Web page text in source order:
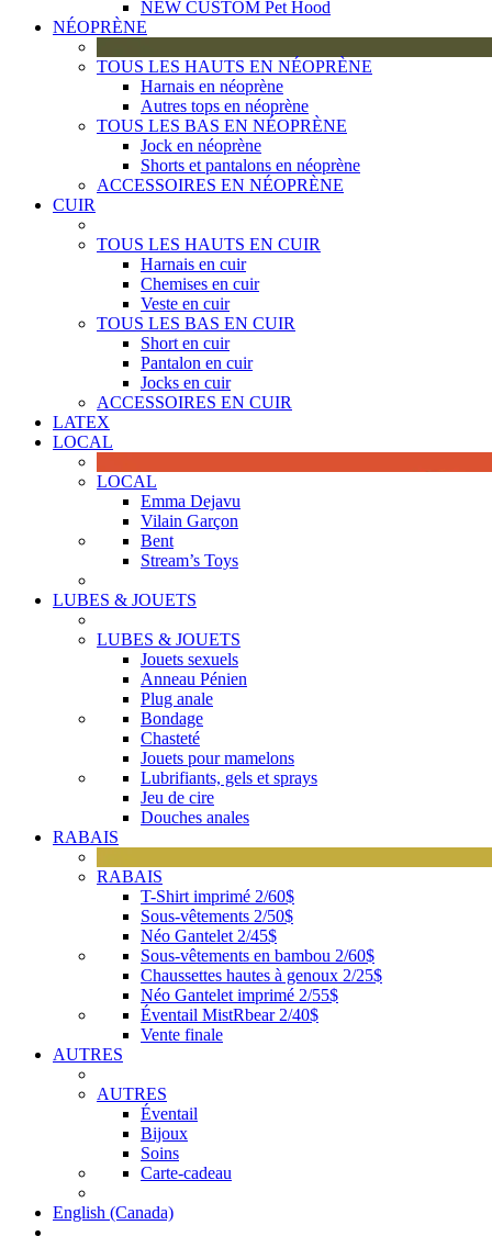
NEW CUSTOM Pet Hood
NÉOPRÈNE
TOUS LES HAUTS EN NÉOPRÈNE
Harnais en néoprène
Autres tops en néoprène
TOUS LES BAS EN NÉOPRÈNE
Jock en néoprène
Shorts et pantalons en néoprène
ACCESSOIRES EN NÉOPRÈNE
CUIR
TOUS LES HAUTS EN CUIR
Harnais en cuir
Chemises en cuir
Veste en cuir
TOUS LES BAS EN CUIR
Short en cuir
Pantalon en cuir
Jocks en cuir
ACCESSOIRES EN CUIR
LATEX
LOCAL
LOCAL
Emma Dejavu
Vilain Garçon
Bent
Stream’s Toys
LUBES & JOUETS
LUBES & JOUETS
Jouets sexuels
Anneau Pénien
Plug anale
Bondage
Chasteté
Jouets pour mamelons
Lubrifiants, gels et sprays
Jeu de cire
Douches anales
RABAIS
RABAIS
T-Shirt imprimé 2/60$
Sous-vêtements 2/50$
Néo Gantelet 2/45$
Sous-vêtements en bambou 2/60$
Chaussettes hautes à genoux 2/25$
Néo Gantelet imprimé 2/55$
Éventail MistRbear 2/40$
Vente finale
AUTRES
AUTRES
Éventail
Bijoux
Soins
Carte-cadeau
English (Canada)